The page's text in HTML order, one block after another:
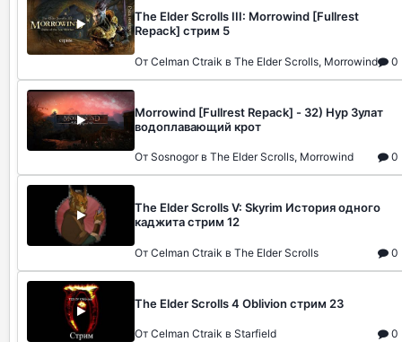
The Elder Scrolls III: Morrowind [Fullrest
Repack] стрим 5
От Celman Ctraik в The Elder Scrolls, Morrowind 0
Morrowind [Fullrest Repack] - 32) Нур Зулат
водоплавающий крот
От Sosnogor в The Elder Scrolls, Morrowind 0
The Elder Scrolls V: Skyrim История одного
каджита стрим 12
От Celman Ctraik в The Elder Scrolls 0
The Elder Scrolls 4 Oblivion стрим 23
От Celman Ctraik в Starfield 0